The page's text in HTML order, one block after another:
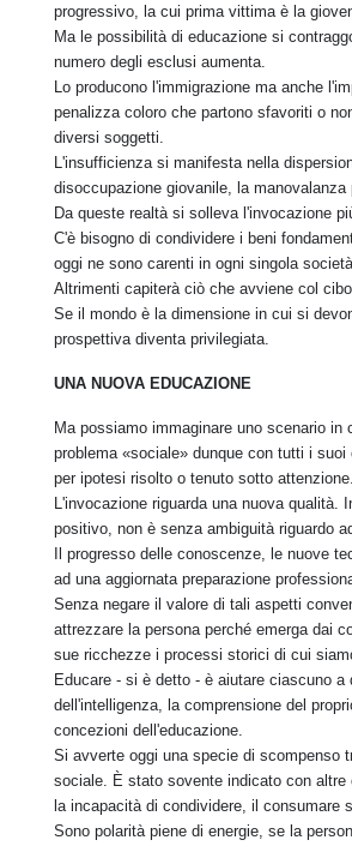
progressivo, la cui prima vittima è la
Ma le possibilità di educazione si
numero degli esclusi aumenta.
Lo producono l'immigrazione ma anche
penalizza coloro che partono sfavoriti o
diversi soggetti.
L'insufficienza si manifesta nella
disoccupazione giovanile, la
Da queste realtà si solleva l'invocazione
C'è bisogno di condividere i beni
oggi ne sono carenti in ogni singola
Altrimenti capiterà ciò che avviene col
Se il mondo è la dimensione in cui si
prospettiva diventa privilegiata.
UNA NUOVA EDUCAZIONE
Ma possiamo immaginare uno scenario in
problema «sociale» dunque con tutti i
per ipotesi risolto o tenuto sotto attenzione.
L'invocazione riguarda una nuova qualità.
positivo, non è senza ambiguità riguardo
Il progresso delle conoscenze, le nuove
ad una aggiornata preparazione
Senza negare il valore di tali aspetti
attrezzare la persona perché emerga dai
sue ricchezze i processi storici di cui
Educare - si è detto - è aiutare ciascuno
dell'intelligenza, la comprensione del
concezioni dell'educazione.
Si avverte oggi una specie di scompenso
sociale. È stato sovente indicato con
la incapacità di condividere, il consumare
Sono polarità piene di energie, se la